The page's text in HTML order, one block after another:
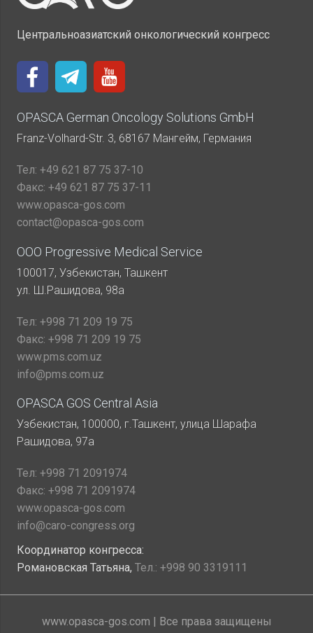
Центральноазиатский онкологический конгресс
OPASCA German Oncology Solutions GmbH
Franz-Volhard-Str. 3, 68167 Мангейм, Германия
Тел: +49 621 87 75 37-10
Факс: +49 621 87 75 37-11
www.opasca-gos.com
contact@opasca-gos.com
ООО Progressive Medical Service
100017, Узбекистан, Ташкент
ул. Ш.Рашидова, 98а
Тел: +998 71 209 19 75
Факс: +998 71 209 19 75
www.pms.com.uz
info@pms.com.uz
OPASCA GOS Central Asia
Узбекистан, 100000, г.Ташкент, улица Шарафа
Рашидова, 97а
Тел: +998 71 2091974
Факс: +998 71 2091974
www.opasca-gos.com
info@caro-congress.org
Координатор конгресса:
Романовская Татьяна, Тел.: +998 90 3319111
www.opasca-gos.com | Все права защищены